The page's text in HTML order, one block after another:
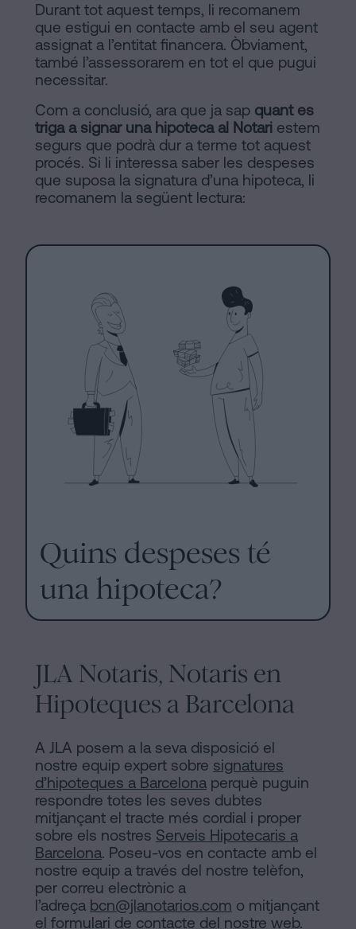
Durant tot aquest temps, li recomanem
que estigui en contacte amb el seu agent
assignat a l’entitat financera. Òbviament,
també l’assessorarem en tot el que pugui
necessitar.
Com a conclusió, ara que ja sap quant es
triga a signar una hipoteca al Notari estem
segurs que podrà dur a terme tot aquest
procés. Si li interessa saber les despeses
que suposa la signatura d’una hipoteca, li
recomanem la següent lectura:
Quins despeses té
una hipoteca?
JLA Notaris, Notaris en
Hipoteques a Barcelona
A JLA posem a la seva disposició el
nostre equip expert sobre signatures
d’hipoteques a Barcelona perquè puguin
respondre totes les seves dubtes
mitjançant el tracte més cordial i proper
sobre els nostres Serveis Hipotecaris a
Barcelona. Poseu-vos en contacte amb el
nostre equip a través del nostre telèfon,
per correu electrònic a
l’adreça bcn@jlanotarios.com o mitjançant
el formulari de contacte del nostre web.